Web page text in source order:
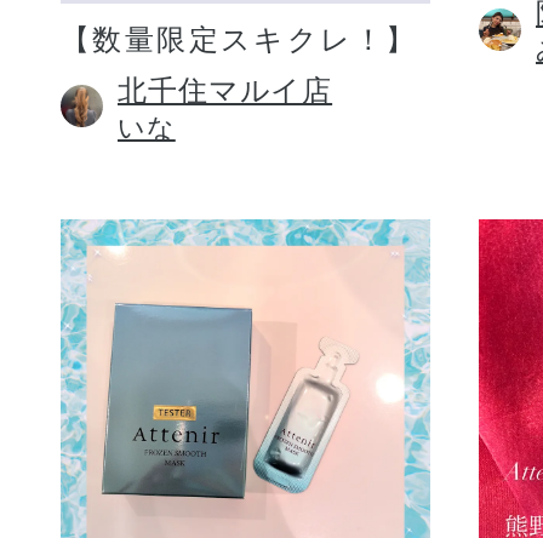
【数量限定スキクレ！】
北千住マルイ店
いな